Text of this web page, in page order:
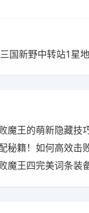
国新野中转站1星
魔王的萌新隐藏技
秘籍！如何高效击
魔王四完美词条装